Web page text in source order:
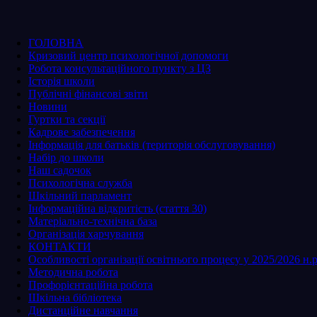
ГОЛОВНА
Кризовий центр психологічної допомоги
Робота консультаційного пункту з ЦЗ
Історія школи
Публічні фінансові звіти
Новини
Гуртки та секції
Кадрове забезпечення
Інформація для батьків (територія обслуговування)
Набір до школи
Наш садочок
Психологічна служба
Шкільний парламент
Інформаційна відкритість (стаття 30)
Матеріально-технічна база
Організація харчування
КОНТАКТИ
Особливості організації освітнього процесу у 2025/2026
Методична робота
Профорієнтаційна робота
Шкільна бібліотека
Дистанційне навчання